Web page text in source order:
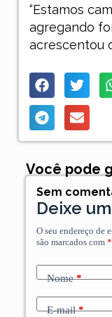
“Estamos
agregando
acrescentou
Você pode
Sem
Deixe
O seu endereço de
são marcados com *
Nome*
E-mail*